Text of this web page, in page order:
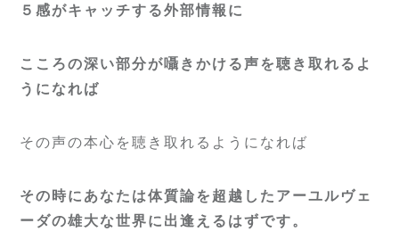
５感がキャッチする外部情報に
こころの深い部分が囁きかける声を聴き取れるよ
うになれば
その声の本心を聴き取れるようになれば
その時にあなたは体質論を超越したアーユルヴェ
ーダの雄大な世界に出逢えるはずです。